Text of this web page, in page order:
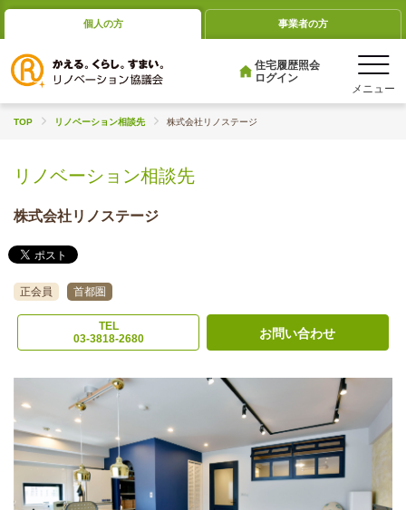
個人の方 事業者の方
住宅履歴照会
ログイン
TOP リノベーション相談先 株式会社リノステージ
リノベーション相談先
株式会社リノステージ
正会員 首都圏
TEL
03-3818-2680
お問い合わせ